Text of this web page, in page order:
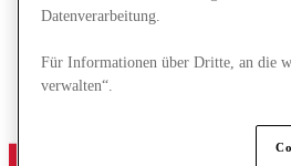
Datenverarbeitung.
Für Informationen über Dritte, an die
verwalten“.